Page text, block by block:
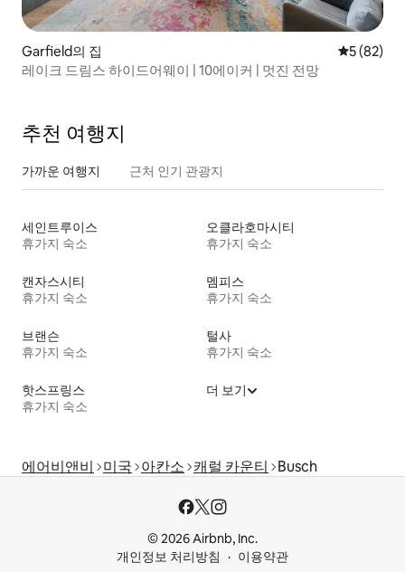
Garfield의 집 평점 5점(5
5 (82)
레이크 드림스 하이드어웨이 | 10에이커 | 멋진 전망
추천 여행지
가까운 여행지 근처 인기 관광지
세인트루이스
휴가지 숙소
오클라호마시티
휴가지 숙소
캔자스시티
휴가지 숙소
멤피스
휴가지 숙소
브랜슨
휴가지 숙소
털사
휴가지 숙소
핫스프링스
휴가지 숙소
더 보기
에어비앤비 미국 아칸소 캐럴 카운티 Busch
© 2026 Airbnb, Inc.
개인정보 처리방침
이용약관